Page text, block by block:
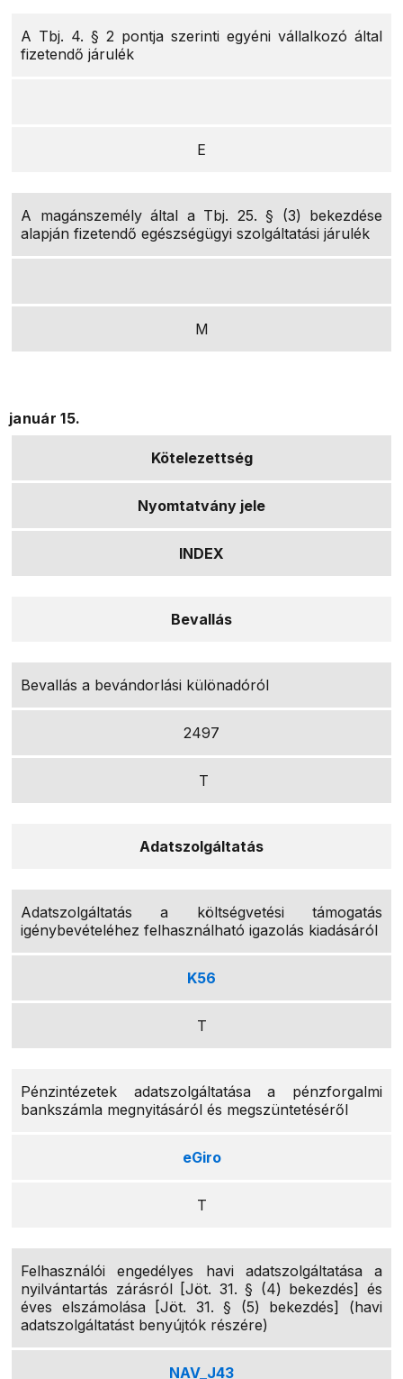
A Tbj. 4. § 2 pontja szerinti egyéni vállalkozó által
fizetendő járulék
E
A magánszemély által a Tbj. 25. § (3) bekezdése
alapján fizetendő egészségügyi szolgáltatási járulék
M
január 15.
Kötelezettség
Nyomtatvány jele
INDEX
Bevallás
Bevallás a bevándorlási különadóról
2497
T
Adatszolgáltatás
Adatszolgáltatás a költségvetési támogatás
igénybevételéhez felhasználható igazolás kiadásáról
K56
T
Pénzintézetek adatszolgáltatása a pénzforgalmi
bankszámla megnyitásáról és megszüntetéséről
eGiro
T
Felhasználói engedélyes havi adatszolgáltatása a
nyilvántartás zárásról [Jöt. 31. § (4) bekezdés] és
éves elszámolása [Jöt. 31. § (5) bekezdés] (havi
adatszolgáltatást benyújtók részére)
NAV_J43